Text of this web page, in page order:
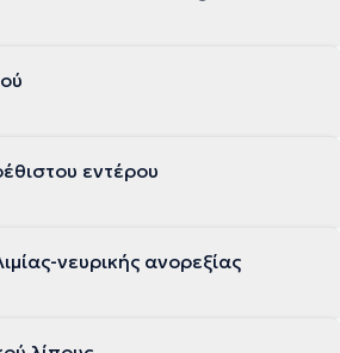
εντέρου
νευρικής ανορεξίας